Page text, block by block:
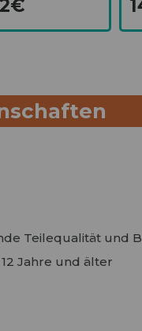
Teilequalität und
Jahre und älter